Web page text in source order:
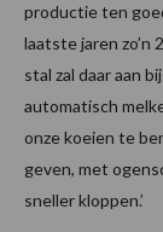
productie ten
laatste jaren zo’n
stal zal daar aan
automatisch
onze koeien te
geven, met
sneller kloppen.’